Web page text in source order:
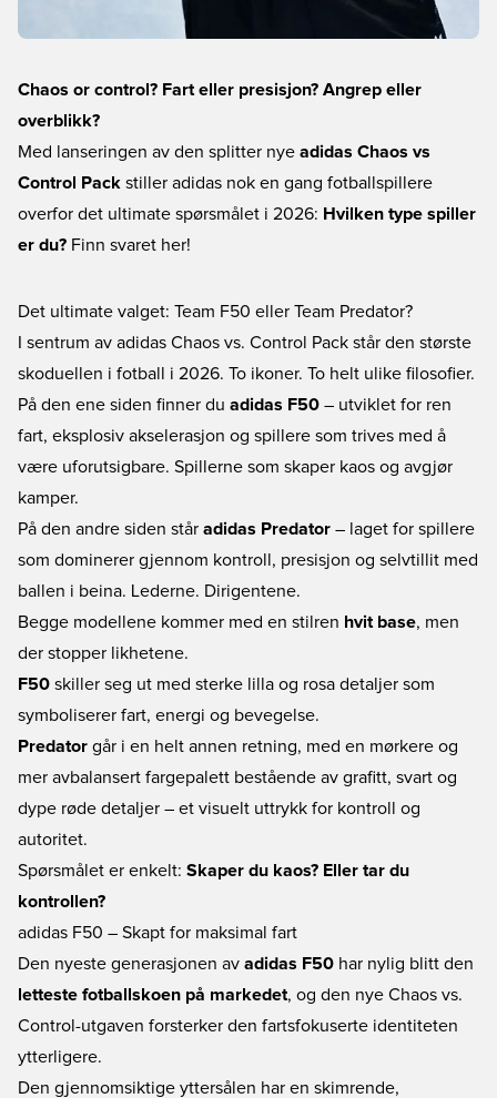
Chaos or control? Fart eller presisjon? Angrep eller
overblikk?
Med lanseringen av den splitter nye adidas Chaos vs
Control Pack stiller adidas nok en gang fotballspillere
overfor det ultimate spørsmålet i 2026: Hvilken type spiller
er du? Finn svaret her!
Det ultimate valget: Team F50 eller Team Predator?
I sentrum av adidas Chaos vs. Control Pack står den største
skoduellen i fotball i 2026. To ikoner. To helt ulike filosofier.
På den ene siden finner du adidas F50 – utviklet for ren
fart, eksplosiv akselerasjon og spillere som trives med å
være uforutsigbare. Spillerne som skaper kaos og avgjør
kamper.
På den andre siden står adidas Predator – laget for spillere
som dominerer gjennom kontroll, presisjon og selvtillit med
ballen i beina. Lederne. Dirigentene.
Begge modellene kommer med en stilren hvit base, men
der stopper likhetene.
F50 skiller seg ut med sterke lilla og rosa detaljer som
symboliserer fart, energi og bevegelse.
Predator går i en helt annen retning, med en mørkere og
mer avbalansert fargepalett bestående av grafitt, svart og
dype røde detaljer – et visuelt uttrykk for kontroll og
autoritet.
Spørsmålet er enkelt: Skaper du kaos? Eller tar du
kontrollen?
adidas F50 – Skapt for maksimal fart
Den nyeste generasjonen av adidas F50 har nylig blitt den
letteste fotballskoen på markedet, og den nye Chaos vs.
Control-utgaven forsterker den fartsfokuserte identiteten
ytterligere.
Den gjennomsiktige yttersålen har en skimrende,